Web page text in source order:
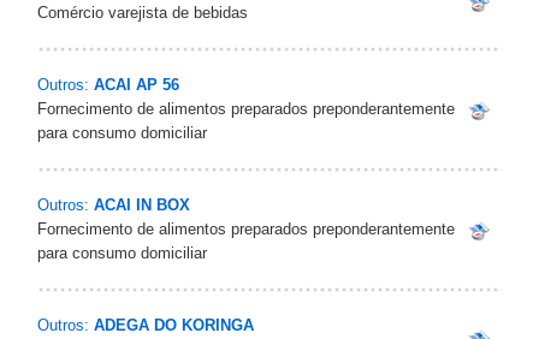
Comércio varejista de bebidas
Outros: ACAI AP 56
Fornecimento de alimentos preparados preponderantemente
para consumo domiciliar
Outros: ACAI IN BOX
Fornecimento de alimentos preparados preponderantemente
para consumo domiciliar
Outros: ADEGA DO KORINGA